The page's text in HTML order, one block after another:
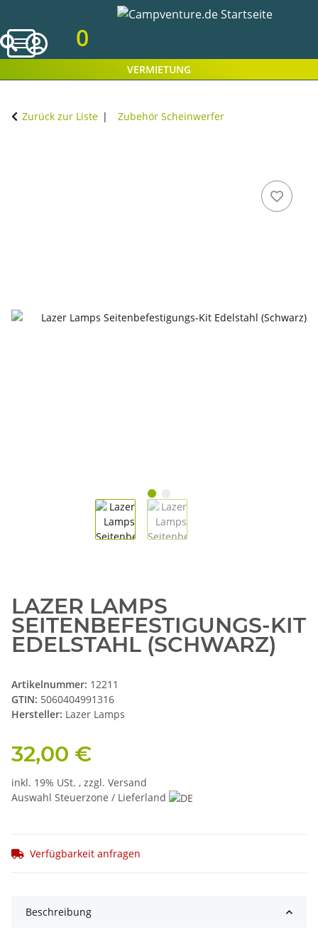
0
VERMIETUNG
Zurück zur Liste Zubehör Scheinwerfer
LAZER LAMPS
SEITENBEFESTIGUNGS-KIT
EDELSTAHL (SCHWARZ)
Artikelnummer: 12211
GTIN: 5060404991316
Hersteller: Lazer Lamps
32,00 €
inkl. 19% USt. , zzgl. Versand
Auswahl Steuerzone / Lieferland
Verfügbarkeit anfragen
Beschreibung